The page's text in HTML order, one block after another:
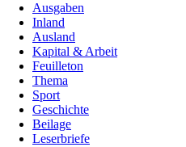
Ausgaben
Inland
Ausland
Kapital & Arbeit
Feuilleton
Thema
Sport
Geschichte
Beilage
Leserbriefe